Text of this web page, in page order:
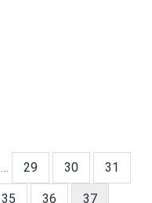
… Page
29 Page
30 Page
31
Page
35 Page
36
Aktuální
37